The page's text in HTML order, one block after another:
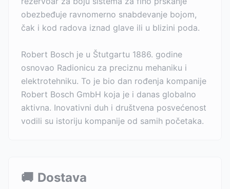
obezbeđuje ravnomerno snabdevanje bojom,
čak i kod radova iznad glave ili u blizini poda.
Robert Bosch je u Štutgartu 1886. godine
osnovao Radionicu za preciznu mehaniku i
elektrotehniku. To je bio dan rođenja kompanije
Robert Bosch GmbH koja je i danas globalno
aktivna. Inovativni duh i društvena posvećenost
vodili su istoriju kompanije od samih početaka.
🚚 Dostava